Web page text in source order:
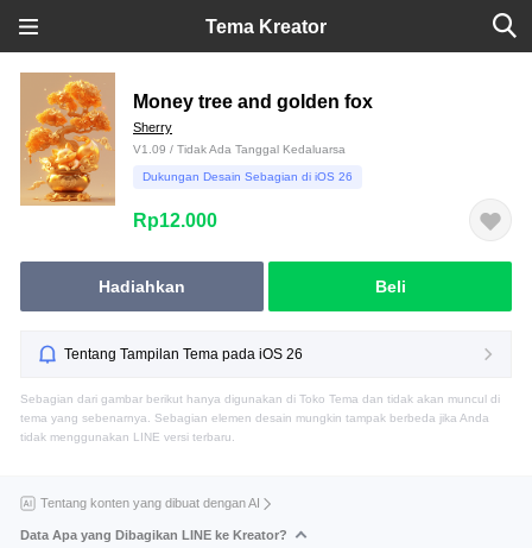
Tema Kreator
Money tree and golden fox
Sherry
V1.09 / Tidak Ada Tanggal Kedaluarsa
Dukungan Desain Sebagian di iOS 26
Rp12.000
Hadiahkan Beli
Tentang Tampilan Tema pada iOS 26
Sebagian dari gambar berikut hanya digunakan di Toko Tema dan tidak akan muncul di
tema yang sebenarnya. Sebagian elemen desain mungkin tampak berbeda jika Anda
tidak menggunakan LINE versi terbaru.
Tentang konten yang dibuat dengan AI
Data Apa yang Dibagikan LINE ke Kreator?